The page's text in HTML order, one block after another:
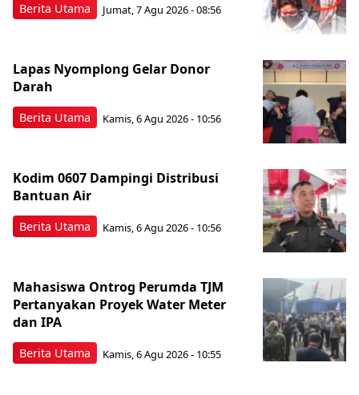
Berita Utama Jumat, 7 Agu 2026 - 08:56
Berita Utama
Lapas Nyomplong Gelar Donor
Darah
Kamis, 6 Agu 2026 - 10:56
Berita Utama
Kodim 0607 Dampingi Distribusi
Bantuan Air
Kamis, 6 Agu 2026 - 10:56
Berita Utama
Mahasiswa Ontrog Perumda TJM
Pertanyakan Proyek Water Meter
dan IPA
Kamis, 6 Agu 2026 - 10:55